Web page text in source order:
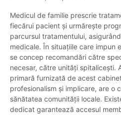
Medicul de familie prescrie
fiecărui pacient și urmărește
parcursul tratamentului,
medicale. În situațiile care impun
se concep recomandări către
necesar, către unități spitalicești.
primară furnizată de acest
profesionalism și implicare, are o
sănătatea comunității locale.
dedicat garantează accesul